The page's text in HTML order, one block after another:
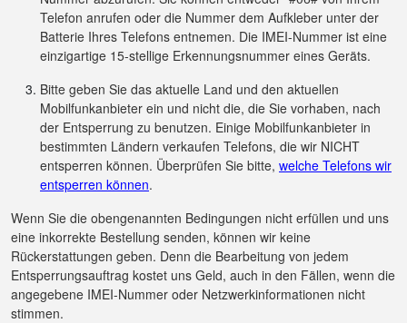
Telefon anrufen oder die Nummer dem Aufkleber unter der
Batterie Ihres Telefons entnemen. Die IMEI-Nummer ist eine
einzigartige 15-stellige Erkennungsnummer eines Geräts.
Bitte geben Sie das aktuelle Land und den aktuellen
Mobilfunkanbieter ein und nicht die, die Sie vorhaben, nach
der Entsperrung zu benutzen. Einige Mobilfunkanbieter in
bestimmten Ländern verkaufen Telefons, die wir NICHT
entsperren können. Überprüfen Sie bitte, welche Telefons wir
entsperren können.
Wenn Sie die obengenannten Bedingungen nicht erfüllen und uns
eine inkorrekte Bestellung senden, können wir keine
Rückerstattungen geben. Denn die Bearbeitung von jedem
Entsperrungsauftrag kostet uns Geld, auch in den Fällen, wenn die
angegebene IMEI-Nummer oder Netzwerkinformationen nicht
stimmen.